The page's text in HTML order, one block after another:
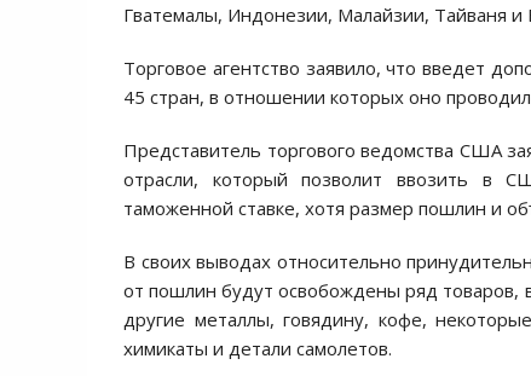
Гватемалы, Индонезии, Малайзии, Тайваня и
Торговое агентство заявило, что введет
45 стран, в отношении которых оно
Представитель торгового ведомства США
отрасли, который позволит ввозить в
таможенной ставке, хотя размер пошлин и
В своих выводах относительно
от пошлин будут освобождены ряд товаров,
другие металлы, говядину, кофе,
химикаты и детали самолетов.